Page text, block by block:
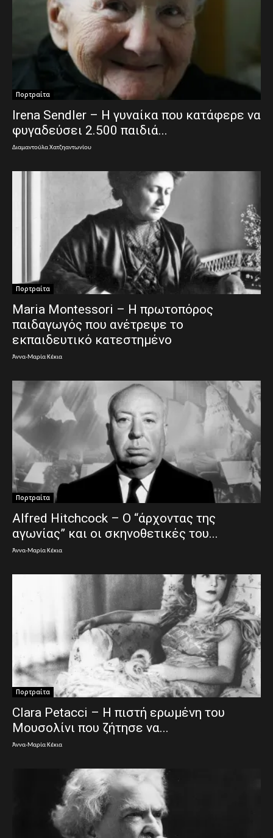
Πορτραίτα
Irena Sendler‎ – Η γυναίκα που κατάφερε να
φυγαδεύσει 2.500 παιδιά...
Διαμαντούλα Χατζηαντωνίου
Πορτραίτα
Maria Montessori – Η πρωτοπόρος
παιδαγωγός που ανέτρεψε το
εκπαιδευτικό κατεστημένο
Άννα-Μαρία Κέκια
Πορτραίτα
Alfred Hitchcock – Ο “άρχοντας της
αγωνίας” και οι σκηνοθετικές του...
Άννα-Μαρία Κέκια
Πορτραίτα
Clara Petacci – Η πιστή ερωμένη του
Μουσολίνι που ζήτησε να...
Άννα-Μαρία Κέκια